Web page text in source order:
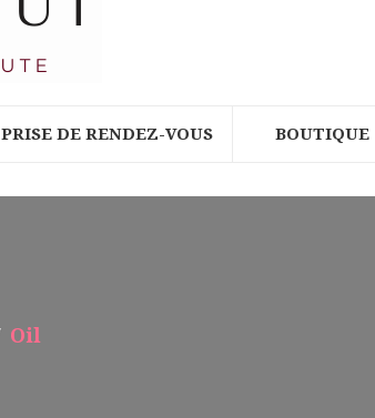
PRISE DE RENDEZ-VOUS BOUTIQUE
Oil